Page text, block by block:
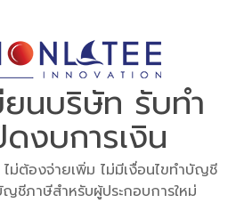
ยนบริษัท รับทำ
งบการเงิน
ม่ต้องจ่ายเพิ่ม ไม่มีเงื่อนไขทำบัญชี
ชีภาษีสำหรับผู้ประกอบการใหม่